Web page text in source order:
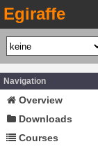
Egiraffe
Navigation
Overview
Downloads
Courses